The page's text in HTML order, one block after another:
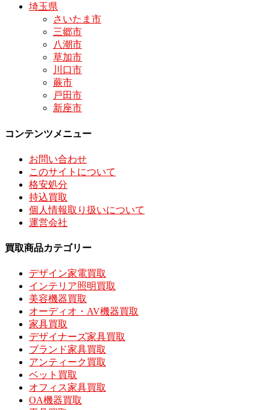
埼玉県
さいたま市
三郷市
八潮市
草加市
川口市
蕨市
戸田市
新座市
コンテンツメニュー
お問い合わせ
このサイトについて
格安処分
持込買取
個人情報取り扱いについて
運営会社
買取商品カテゴリー
デザイン家電買取
インテリア照明買取
美容機器買取
オーディオ・AV機器買取
家具買取
デザイナーズ家具買取
ブランド家具買取
アンティーク買取
ベット買取
オフィス家具買取
OA機器買取